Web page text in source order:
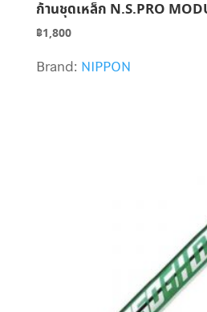
ก้านชุดเหล็ก N.S.PRO
฿1,800
Brand: NIPPON